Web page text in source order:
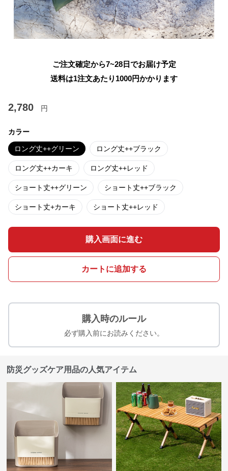
ご注文確定から7~28日でお届け予定
送料は1注文あたり 1000円かかります
2,780 円
カラー
ロング丈++グリーン ロング丈++ブラック
ロング丈++カーキ ロング丈++レッド
ショート丈++グリーン ショート丈++ブラック
ショート丈+カーキ ショート丈++レッド
購入画面に進む
カートに追加する
購入時のルール
必ず購入前にお読みください。
防災グッズケア用品の人気アイテム